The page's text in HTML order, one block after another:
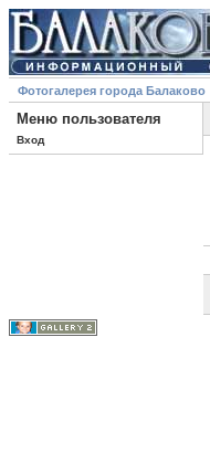
Фотогалерея города Балаково
Меню пользователя
Вход